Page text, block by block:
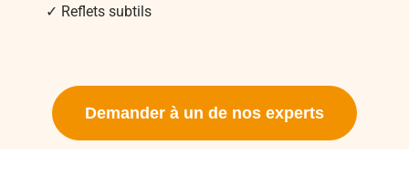
✓ Reflets subtils
Demander à un de nos experts